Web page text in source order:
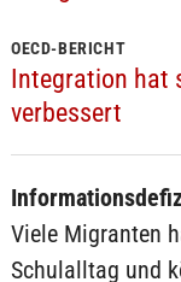
OECD-BERICHT
Integration hat
verbessert
Viele Migranten
Schulalltag und